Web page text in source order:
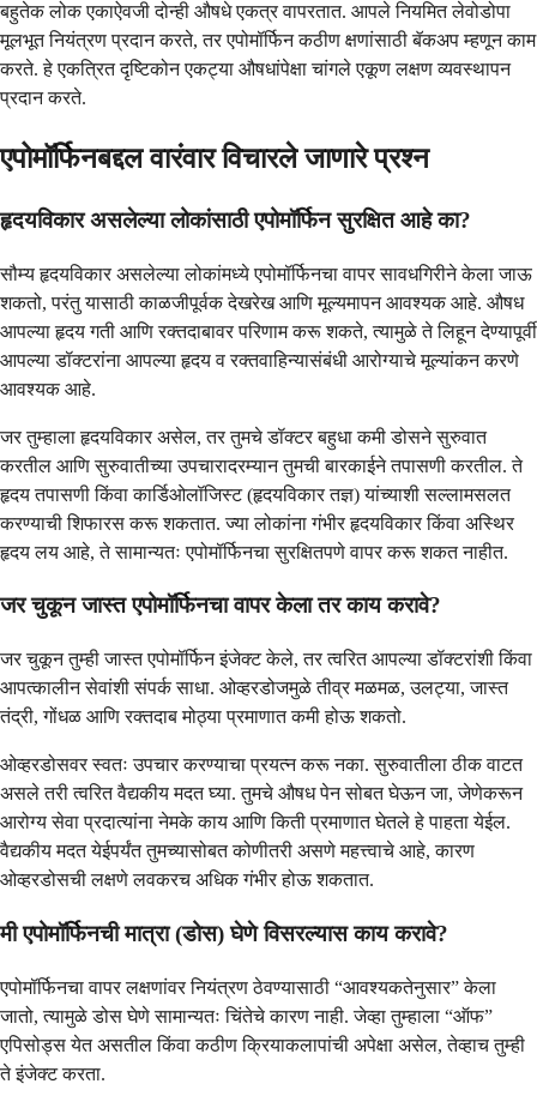
बहुतेक लोक एकाऐवजी दोन्ही औषधे एकत्र वापरतात. आपले नियमित लेवोडोपा
मूलभूत नियंत्रण प्रदान करते, तर एपोमॉर्फिन कठीण क्षणांसाठी बॅकअप म्हणून काम
करते. हे एकत्रित दृष्टिकोन एकट्या औषधांपेक्षा चांगले एकूण लक्षण व्यवस्थापन
प्रदान करते.
एपोमॉर्फिनबद्दल वारंवार विचारले जाणारे प्रश्न
हृदयविकार असलेल्या लोकांसाठी एपोमॉर्फिन सुरक्षित आहे का?
सौम्य हृदयविकार असलेल्या लोकांमध्ये एपोमॉर्फिनचा वापर सावधगिरीने केला जाऊ
शकतो, परंतु यासाठी काळजीपूर्वक देखरेख आणि मूल्यमापन आवश्यक आहे. औषध
आपल्या हृदय गती आणि रक्तदाबावर परिणाम करू शकते, त्यामुळे ते लिहून देण्यापूर्वी
आपल्या डॉक्टरांना आपल्या हृदय व रक्तवाहिन्यासंबंधी आरोग्याचे मूल्यांकन करणे
आवश्यक आहे.
जर तुम्हाला हृदयविकार असेल, तर तुमचे डॉक्टर बहुधा कमी डोसने सुरुवात
करतील आणि सुरुवातीच्या उपचारादरम्यान तुमची बारकाईने तपासणी करतील. ते
हृदय तपासणी किंवा कार्डिओलॉजिस्ट (हृदयविकार तज्ञ) यांच्याशी सल्लामसलत
करण्याची शिफारस करू शकतात. ज्या लोकांना गंभीर हृदयविकार किंवा अस्थिर
हृदय लय आहे, ते सामान्यतः एपोमॉर्फिनचा सुरक्षितपणे वापर करू शकत नाहीत.
जर चुकून जास्त एपोमॉर्फिनचा वापर केला तर काय करावे?
जर चुकून तुम्ही जास्त एपोमॉर्फिन इंजेक्ट केले, तर त्वरित आपल्या डॉक्टरांशी किंवा
आपत्कालीन सेवांशी संपर्क साधा. ओव्हरडोजमुळे तीव्र मळमळ, उलट्या, जास्त
तंद्री, गोंधळ आणि रक्तदाब मोठ्या प्रमाणात कमी होऊ शकतो.
ओव्हरडोसवर स्वतः उपचार करण्याचा प्रयत्न करू नका. सुरुवातीला ठीक वाटत
असले तरी त्वरित वैद्यकीय मदत घ्या. तुमचे औषध पेन सोबत घेऊन जा, जेणेकरून
आरोग्य सेवा प्रदात्यांना नेमके काय आणि किती प्रमाणात घेतले हे पाहता येईल.
वैद्यकीय मदत येईपर्यंत तुमच्यासोबत कोणीतरी असणे महत्त्वाचे आहे, कारण
ओव्हरडोसची लक्षणे लवकरच अधिक गंभीर होऊ शकतात.
मी एपोमॉर्फिनची मात्रा (डोस) घेणे विसरल्यास काय करावे?
एपोमॉर्फिनचा वापर लक्षणांवर नियंत्रण ठेवण्यासाठी “आवश्यकतेनुसार” केला
जातो, त्यामुळे डोस घेणे सामान्यतः चिंतेचे कारण नाही. जेव्हा तुम्हाला “ऑफ”
एपिसोड्स येत असतील किंवा कठीण क्रियाकलापांची अपेक्षा असेल, तेव्हाच तुम्ही
ते इंजेक्ट करता.